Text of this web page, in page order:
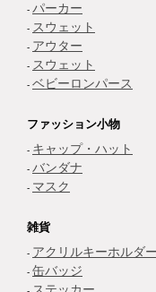
パーカー
スウェット
アウター
スウェット
ベビーロンパース
ファッション小物
キャップ・ハット
バンダナ
マスク
雑貨
アクリルキーホルダー
缶バッジ